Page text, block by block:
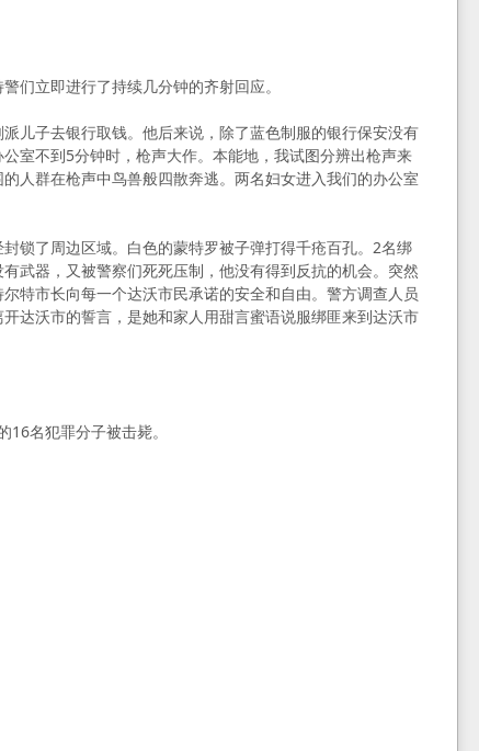
们立即进行了持续几分钟的齐射回应。
儿子去银行取钱。他后来说，除了蓝色制服的银行保安没有
室不到5分钟时，枪声大作。本能地，我试图分辨出枪声来
人群在枪声中鸟兽般四散奔逃。两名妇女进入我们的办公室
锁了周边区域。白色的蒙特罗被子弹打得千疮百孔。2名绑
武器，又被警察们死死压制，他没有得到反抗的机会。突然
特市长向每一个达沃市民承诺的安全和自由。警方调查人员
达沃市的誓言，是她和家人用甜言蜜语说服绑匪来到达沃市
名犯罪分子被击毙。